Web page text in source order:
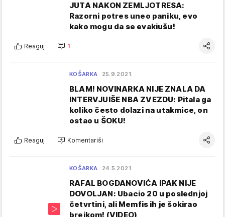
JUTA NAKON ZEMLJOTRESA:
Razorni potres uneo paniku, evo
kako mogu da se evakiušu!
Reaguj 1
KOŠARKA 25.9.2021.
BLAM! NOVINARKA NIJE ZNALA DA
INTERVJUIŠE NBA ZVEZDU: Pitala ga
koliko često dolazi na utakmice, on
ostao u ŠOKU!
Reaguj Komentariši
KOŠARKA 24.5.2021.
RAFAL BOGDANOVIĆA IPAK NIJE
DOVOLJAN: Ubacio 20 u poslednjoj
četvrtini, ali Memfis ih je šokirao
brejkom! (VIDEO)